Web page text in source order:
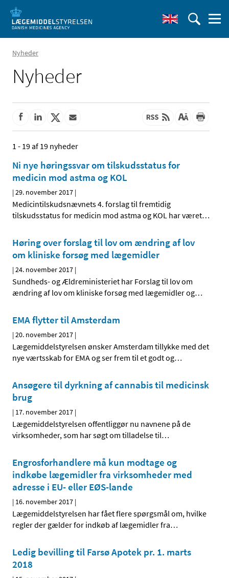
Nyheder
Nyheder
1 - 19 af 19 nyheder
Ni nye høringssvar om tilskudsstatus for
medicin mod astma og KOL
|29. november 2017 |
Medicintilskudsnævnets 4. forslag til fremtidig
tilskudsstatus for medicin mod astma og KOL har været…
Høring over forslag til lov om ændring af lov
om kliniske forsøg med lægemidler
|24. november 2017 |
Sundheds- og Ældreministeriet har Forslag til lov om
ændring af lov om kliniske forsøg med lægemidler og…
EMA flytter til Amsterdam
|20. november 2017 |
Lægemiddelstyrelsen ønsker Amsterdam tillykke med det
nye værtsskab for EMA og ser frem til et godt og…
Ansøgere til dyrkning af cannabis til medicinsk
brug
| 17. november 2017 |
Lægemiddelstyrelsen offentliggør nu navnene på de
virksomheder, som har søgt om tilladelse til…
Engrosforhandlere må kun modtage og
indkøbe lægemidler fra virksomheder med
adresse i EU- eller EØS-lande
| 16. november 2017 |
Lægemiddelstyrelsen har fået flere spørgsmål om, hvilke
regler der gælder for indkøb af lægemidler fra…
Ledig bevilling til Farsø Apotek pr. 1. marts
2018